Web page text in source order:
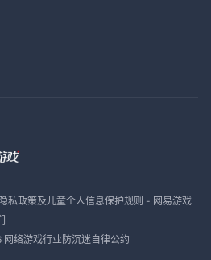
私政策及儿童个人信息保护规则 - 网易游戏
网络游戏行业防沉迷自律公约